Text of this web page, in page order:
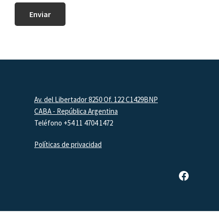
FooterAv. del Libertador 8250 Of. 122 C1429BNP
CABA - República Argentina
Teléfono +54 11 4704 1472
Políticas de privacidad
Página de Facebook de SAR